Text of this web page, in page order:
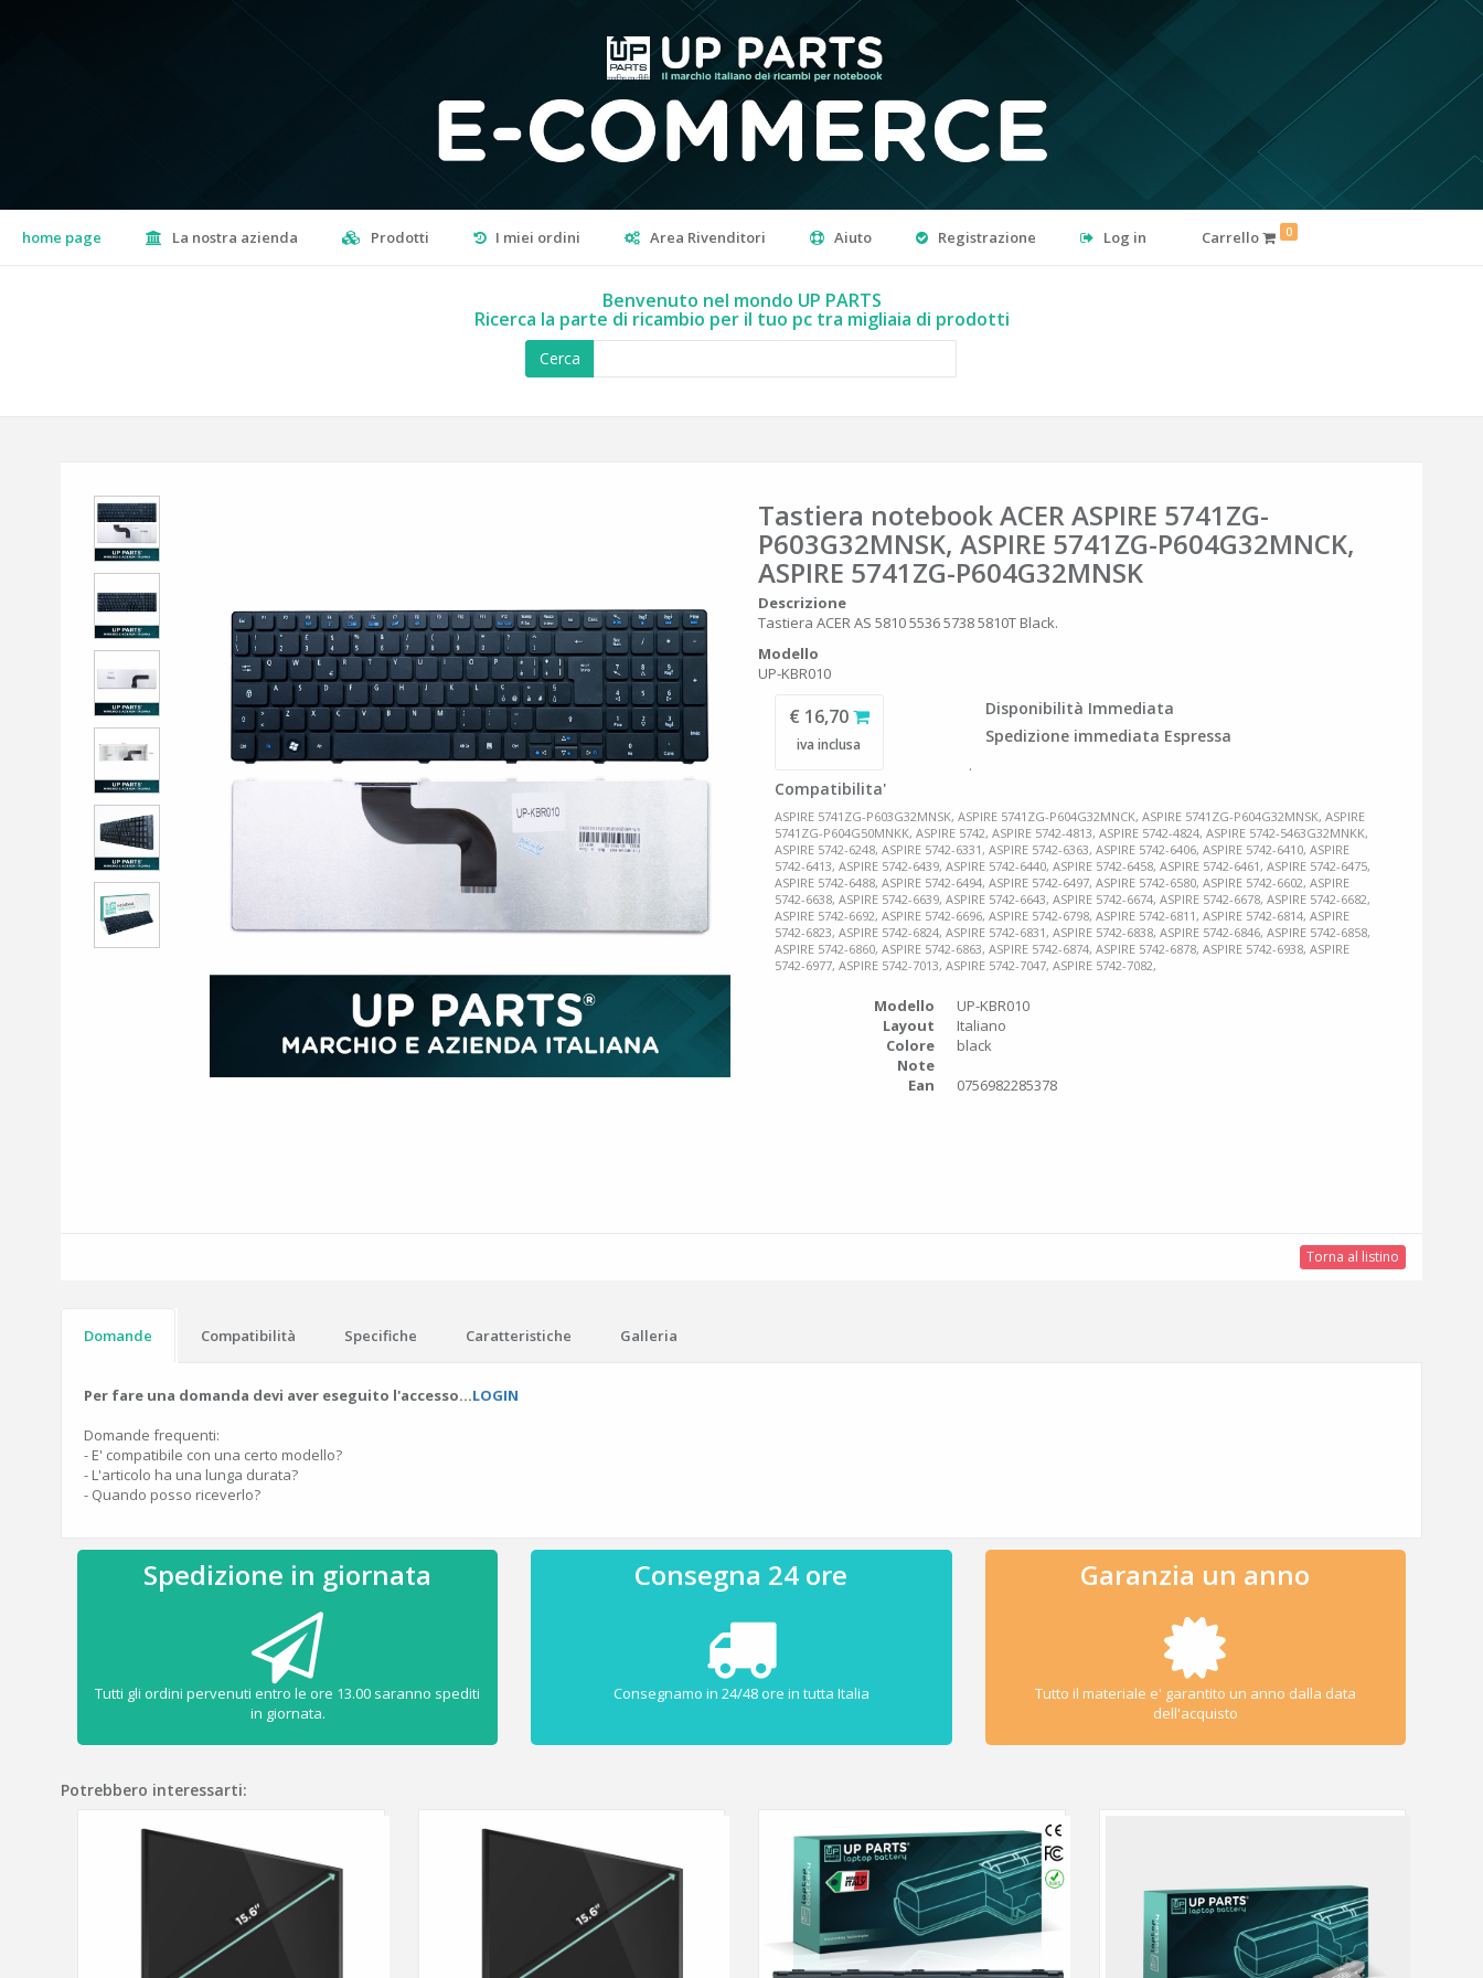
home page La nostra azienda Prodotti I miei ordini Area Rivenditori Aiuto Registrazione Log in Carrello 0
Benvenuto nel mondo UP PARTS
Ricerca la parte di ricambio per il tuo pc tra migliaia di prodotti
Cerca
Tastiera notebook ACER ASPIRE 5741ZG-
P603G32MNSK, ASPIRE 5741ZG-P604G32MNCK,
ASPIRE 5741ZG-P604G32MNSK
Descrizione
Tastiera ACER AS 5810 5536 5738 5810T Black.
Modello
UP-KBR010
€ 16,70
iva inclusa
Disponibilità Immediata
Spedizione immediata Espressa
.
Compatibilita'
ASPIRE 5741ZG-P603G32MNSK, ASPIRE 5741ZG-P604G32MNCK, ASPIRE 5741ZG-P604G32MNSK, ASPIRE
5741ZG-P604G50MNKK, ASPIRE 5742, ASPIRE 5742-4813, ASPIRE 5742-4824, ASPIRE 5742-5463G32MNKK,
ASPIRE 5742-6248, ASPIRE 5742-6331, ASPIRE 5742-6363, ASPIRE 5742-6406, ASPIRE 5742-6410, ASPIRE
5742-6413, ASPIRE 5742-6439, ASPIRE 5742-6440, ASPIRE 5742-6458, ASPIRE 5742-6461, ASPIRE 5742-6475,
ASPIRE 5742-6488, ASPIRE 5742-6494, ASPIRE 5742-6497, ASPIRE 5742-6580, ASPIRE 5742-6602, ASPIRE
5742-6638, ASPIRE 5742-6639, ASPIRE 5742-6643, ASPIRE 5742-6674, ASPIRE 5742-6678, ASPIRE 5742-6682,
ASPIRE 5742-6692, ASPIRE 5742-6696, ASPIRE 5742-6798, ASPIRE 5742-6811, ASPIRE 5742-6814, ASPIRE
5742-6823, ASPIRE 5742-6824, ASPIRE 5742-6831, ASPIRE 5742-6838, ASPIRE 5742-6846, ASPIRE 5742-6858,
ASPIRE 5742-6860, ASPIRE 5742-6863, ASPIRE 5742-6874, ASPIRE 5742-6878, ASPIRE 5742-6938, ASPIRE
5742-6977, ASPIRE 5742-7013, ASPIRE 5742-7047, ASPIRE 5742-7082,
Modello
UP-KBR010
Layout
Italiano
Colore
black
Note
Ean
0756982285378
Torna al listino
Domande Compatibilità Specifiche Caratteristiche Galleria
Per fare una domanda devi aver eseguito l'accesso...LOGIN
Domande frequenti:
- E' compatibile con una certo modello?
- L'articolo ha una lunga durata?
- Quando posso riceverlo?
Spedizione in giornata
Tutti gli ordini pervenuti entro le ore 13.00 saranno spediti
in giornata.
Consegna 24 ore
Consegnamo in 24/48 ore in tutta Italia
Garanzia un anno
Tutto il materiale e' garantito un anno dalla data
dell'acquisto
Potrebbero interessarti: